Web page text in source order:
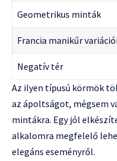
Geometrikus minták
Francia manikűr
Negatív tér
Az ilyen típusú körmök
az ápoltságot, mégsem
mintákra. Egy jól
alkalomra megfelelő
elegáns eseményről.